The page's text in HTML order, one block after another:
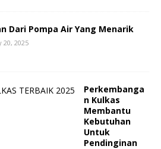
Dari Pompa Air Yang Menarik
20, 2025
Perkembanga
n Kulkas
Membantu
Kebutuhan
Untuk
Pendinginan